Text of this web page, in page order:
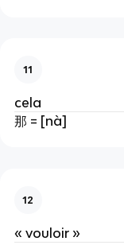
11
cela
那 = [nà]
12
« vouloir »